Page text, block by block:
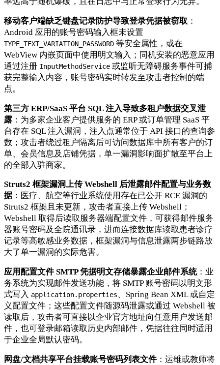
移动客户端缺乏键盘记录防护导致登录凭据被窃取 ：
Android 应用的账号密码输入框未设置
TYPE_TEXT_VARIATION_PASSWORD 等安全属性，或在
WebView 内嵌页面中使用明文输入；同机安装的恶意应用
通过注册 InputMethodService 或监听无障碍服务事件可捕
获完整输入内容，账号密码实时转发至攻击者控制的端
点。
第三方 ERP/SaaS 平台 SQL 注入导致多租户数据交叉泄
露 ：为多家企业客户提供服务的 ERP 或订单管理 SaaS 平
台存在 SQL 注入漏洞，注入点通常位于 API 接口的查询参
数；攻击者绕过租户隔离后可访问数据库中所有客户的订
单、会员信息及店铺凭据，单一漏洞影响面扩散至平台上
的全部入驻商家。
Struts2 框架漏洞上传 Webshell 后泄露邮件配置与业务数
据：医疗、航空等行业系统使用存在已公开 RCE 漏洞的
Struts2 框架且未更新，攻击者直接上传 Webshell；
Webshell 取得后读取服务器端配置文件，可获得邮件服务
器账号密码及全院通讯录，进而连接数据库读取患者诊疗
记录等高敏感业务数据，框架漏洞与信息泄露两步链路放
大了单一漏洞的实际危害。
应用配置文件 SMTP 凭据明文存储暴露企业邮件系统：业
务系统为实现邮件发送功能，将 SMTP 账号密码以明文形
式写入 application.properties、Spring Bean XML 或自定
义配置文件；这些配置文件随源码泄露或通过 Webshell 被
读取后，攻击者可直接以企业官方地址向任意用户发送邮
件，也可登录邮箱读取历史内部邮件，凭据往往同时适用
于企业全局默认密码。
网盘/文档共享平台挂载账号密码列表文件：运维或教师将